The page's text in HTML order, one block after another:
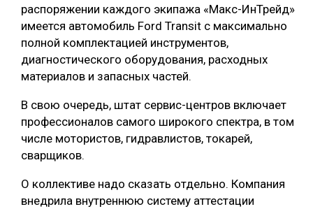
распоряжении каждого экипажа «Макс-ИнТрейд»
имеется автомобиль Ford Transit с максимально
полной комплектацией инструментов,
диагностического оборудования, расходных
материалов и запасных частей.
В свою очередь, штат сервис-центров включает
профессионалов самого широкого спектра, в том
числе мотористов, гидравлистов, токарей,
сварщиков.
О коллективе надо сказать отдельно. Компания
внедрила внутреннюю систему аттестации